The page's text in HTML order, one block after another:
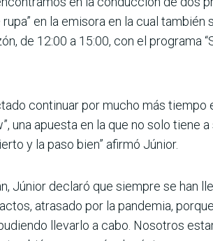
en la emisora en la cual
de 12:00 a 15:00, con el programa
continuar por mucho más
una apuesta en la que no solo tiene
y la paso bien” afirmó Júnior.
Júnior declaró que siempre se han
atrasado por la pandemia,
llevarlo a cabo. Nosotros